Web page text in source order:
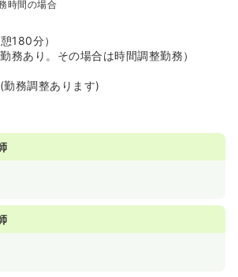
時間の場合
180分）
務あり。その場合は時間調整勤務）
務調整あります)